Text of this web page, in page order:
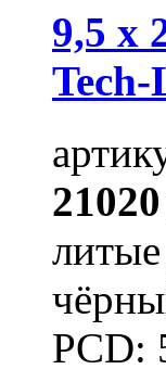
9,5 x
Tech-
21020
PCD: